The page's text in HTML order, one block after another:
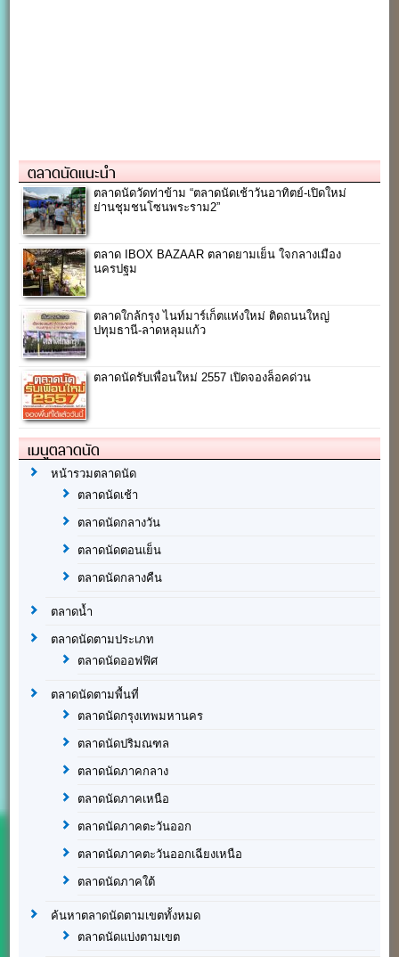
ตลาดนัดแนะนำ
ตลาดนัดวัดท่าข้าม “ตลาดนัดเช้าวันอาทิตย์-เปิดใหม่
ย่านชุมชนโซนพระราม2”
ตลาด IBOX BAZAAR ตลาดยามเย็น ใจกลางเมือง
นครปฐม
ตลาดใกล้กรุง ไนท์มาร์เก็ตแห่งใหม่ ติดถนนใหญ่
ปทุมธานี-ลาดหลุมแก้ว
ตลาดนัดรับเพื่อนใหม่ 2557 เปิดจองล็อคด่วน
เมนูตลาดนัด
หน้ารวมตลาดนัด
ตลาดนัดเช้า
ตลาดนัดกลางวัน
ตลาดนัดตอนเย็น
ตลาดนัดกลางคืน
ตลาดน้ำ
ตลาดนัดตามประเภท
ตลาดนัดออฟฟิศ
ตลาดนัดตามพื้นที่
ตลาดนัดกรุงเทพมหานคร
ตลาดนัดปริมณฑล
ตลาดนัดภาคกลาง
ตลาดนัดภาคเหนือ
ตลาดนัดภาคตะวันออก
ตลาดนัดภาคตะวันออกเฉียงเหนือ
ตลาดนัดภาคใต้
ค้นหาตลาดนัดตามเขตทั้งหมด
ตลาดนัดแบ่งตามเขต